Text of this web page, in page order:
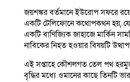
জয়শঙ্কর বর্তমানে ইউরোপ সফরে
একটি টেলিফোনে কথোপকথন হয়,
একটি বাণিজ্যিক জাহাজে মার্কিন
নাবিকের নিহত হওয়ার বিষয়টি
এই সপ্তাহে কৌশলগত তেল পথ হরমুজ
বৃদ্ধির মধ্যে ওমানের কাছে তিনটি